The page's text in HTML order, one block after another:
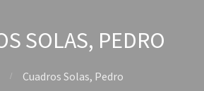
SOLAS, PEDRO
Cuadros Solas, Pedro